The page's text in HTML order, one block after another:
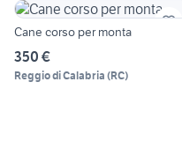
Cane corso per monta
350 €
Reggio di Calabria (RC)